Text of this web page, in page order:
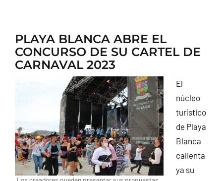
PLAYA BLANCA ABRE EL
CONCURSO DE SU CARTEL DE
CARNAVAL 2023
El
núcleo
turístico
de Playa
Blanca
calienta
ya su